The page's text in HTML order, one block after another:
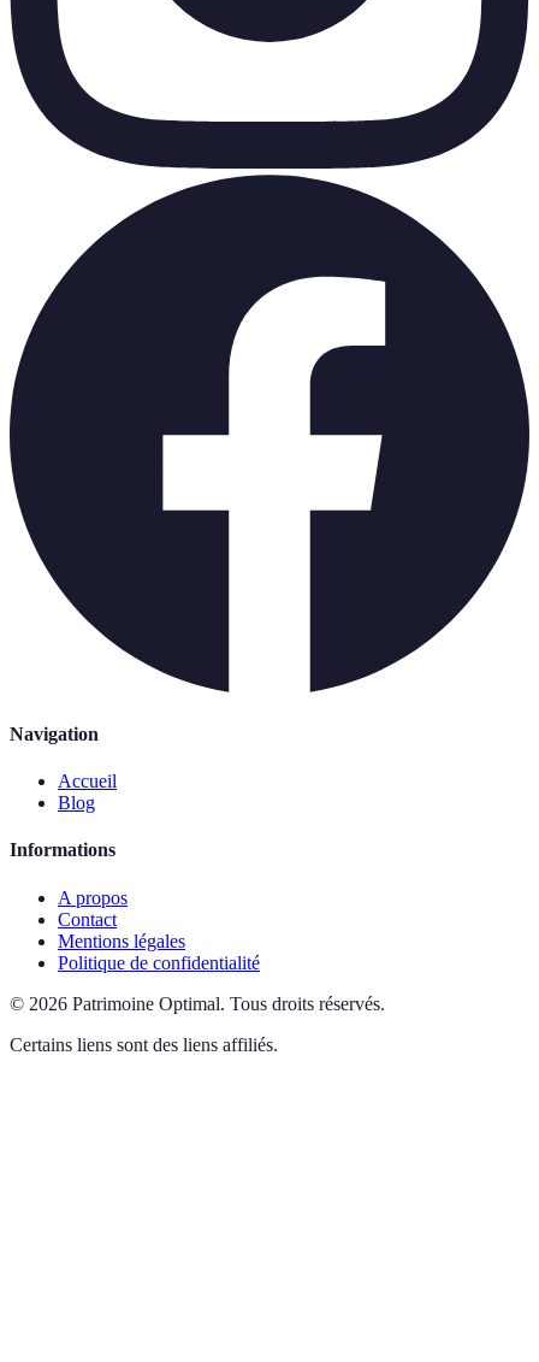
Navigation
Accueil
Blog
Informations
A propos
Contact
Mentions légales
Politique de confidentialité
© 2026 Patrimoine Optimal. Tous droits réservés.
Certains liens sont des liens affiliés.